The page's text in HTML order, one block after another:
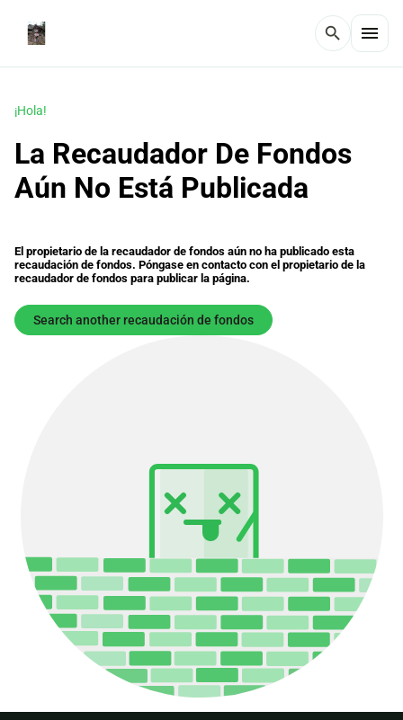
search menu
¡Hola!
La Recaudador De Fondos
Aún No Está Publicada
El propietario de la recaudador de fondos aún no ha publicado esta
recaudación de fondos. Póngase en contacto con el propietario de la
recaudador de fondos para publicar la página.
Search another recaudación de fondos